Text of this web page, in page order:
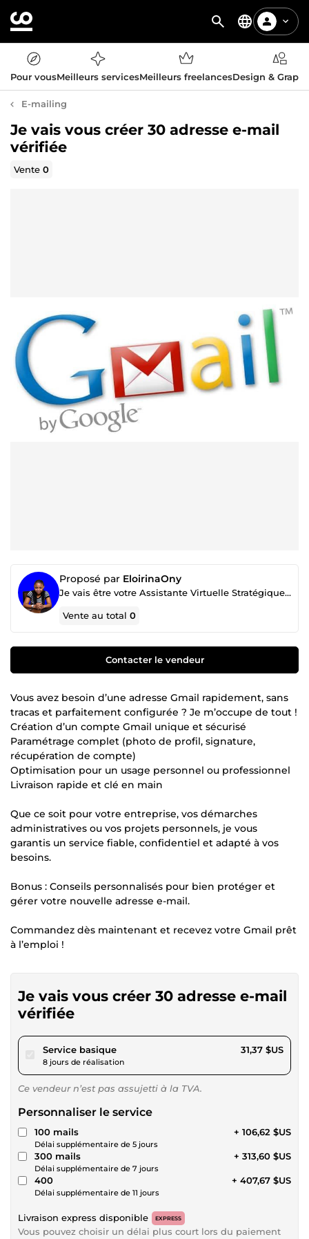
Pour vousMeilleurs servicesMeilleurs freelancesDesign &
E-mailing
Je vais vous créer 30 adresse e-mail
vérifiée
Vente0
Proposé par EloirinaOny
Je vais être votre Assistante Virtuelle Stratégique pour organiser, structurer votre business.
Vente au total0
Contacter le vendeur
Vous avez besoin d’une adresse Gmail rapidement, sans
tracas et parfaitement configurée ? Je m’occupe de tout !
Création d’un compte Gmail unique et sécurisé
Paramétrage complet (photo de profil, signature,
récupération de compte)
Optimisation pour un usage personnel ou professionnel
Livraison rapide et clé en main
Que ce soit pour votre entreprise, vos démarches
administratives ou vos projets personnels, je vous
garantis un service fiable, confidentiel et adapté à vos
besoins.
Bonus : Conseils personnalisés pour bien protéger et
gérer votre nouvelle adresse e-mail.
Commandez dès maintenant et recevez votre Gmail prêt
à l’emploi !
Je vais vous créer 30 adresse e-mail
vérifiée
Service basiquepour 28,90 $US
8 jours de réalisation
31,37 $US
Ce vendeur n’est pas assujetti à la TVA.
Personnaliser le service
100 mails
Délai supplémentaire de 5 jours
+ 106,62 $US
300 mails
Délai supplémentaire de 7 jours
+ 313,60 $US
400
Délai supplémentaire de 11 jours
+ 407,67 $US
Livraison express disponible EXPRESS
Vous pouvez choisir un délai plus court lors du paiement